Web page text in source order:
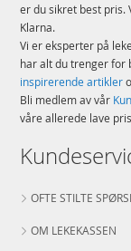
er du sikret best pris.
Klarna.
Vi er eksperter på
har alt du trenger for
inspirerende artikler
Bli medlem av vår
våre allerede lave
OFTE STILTE
OM LEKEKASSEN